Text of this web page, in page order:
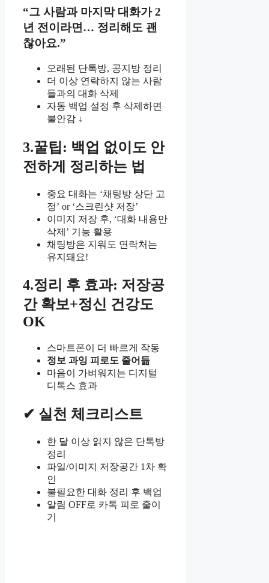
“그 사람과 마지막 대화가 2
년 전이라면… 정리해도 괜
찮아요.”
오래된 단톡방, 공지방 정리
더 이상 연락하지 않는 사람
들과의 대화 삭제
자동 백업 설정 후 삭제하면
불안감 ↓
3.꿀팁: 백업 없이도 안
전하게 정리하는 법
중요 대화는 ‘채팅방 상단 고
정’ or ‘스크린샷 저장’
이미지 저장 후, ‘대화 내용만
삭제’ 기능 활용
채팅방은 지워도 연락처는
유지돼요!
4.정리 후 효과: 저장공
간 확보+정신 건강도
OK
스마트폰이 더 빠르게 작동
정보 과잉 피로도 줄어듦
마음이 가벼워지는 디지털
디톡스 효과
✔ 실천 체크리스트
한 달 이상 읽지 않은 단톡방
정리
파일/이미지 저장공간 1차 확
인
불필요한 대화 정리 후 백업
알림 OFF로 카톡 피로 줄이
기